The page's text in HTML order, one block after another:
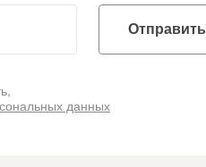
Отправить
данных